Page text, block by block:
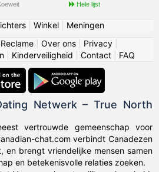
Hele lijst
| Winkel| Meningen
Reclame Over ons Privacy
Kinderveiligheid Contact FAQ
Netwerk – True North
vertrouwde gemeenschap voor
chat.com verbindt Canadezen
brengt vriendelijke mensen samen
en betekenisvolle relaties zoeken.